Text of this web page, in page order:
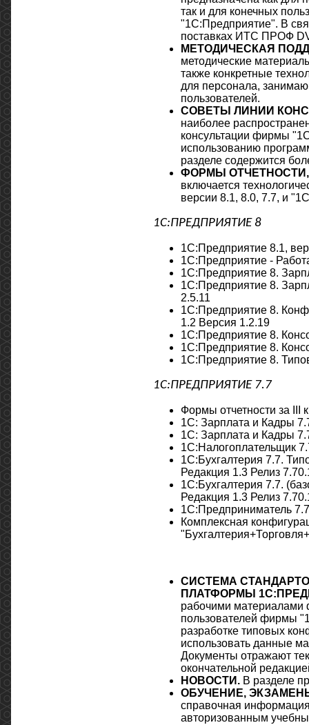
так и для конечных
"1С:Предприятие". В
поставках ИТС ПРОФ
МЕТОДИЧЕСКАЯ
методические
также конкретные
для персонала,
пользователей.
СОВЕТЫ ЛИНИИ
наиболее
консультации фирмы
использованию
разделе содержится
ФОРМЫ
включается
версии 8.1, 8.0, 7.7, и
1С:ПРЕДПРИЯТИЕ 8
1С:Предприятие 8.1,
1С:Предприятие -
1С:Предприятие 8.
1С:Предприятие 8.
2.5.11
1С:Предприятие 8.
1.2 Версия 1.2.19
1С:Предприятие 8.
1С:Предприятие 8.
1С:Предприятие 8.
1С:ПРЕДПРИЯТИЕ 7.7
Формы отчетности за III
1С: Зарплата и Кадры
1С: Зарплата и Кадры
1С:Налогоплательщик
1С:Бухгалтерия 7.7.
Редакция 1.3 Релиз
1С:Бухгалтерия 7.7.
Редакция 1.3 Релиз
1С:Предприниматель
Комплексная
СИСТЕМА
ПЛАТФОРМЫ
рабочими материалами
пользователей фирмы
разработке типовых
использовать данные
Документы отражают
окончательной
НОВОСТИ.В разделе
ОБУЧЕНИЕ,
справочная
авторизованным